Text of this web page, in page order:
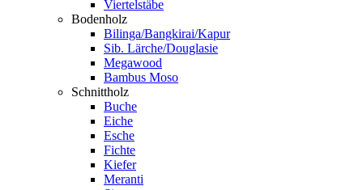
Viertelstäbe
Bodenholz
Bilinga/Bangkirai/Kapur
Sib. Lärche/Douglasie
Megawood
Bambus Moso
Schnittholz
Buche
Eiche
Esche
Fichte
Kiefer
Meranti